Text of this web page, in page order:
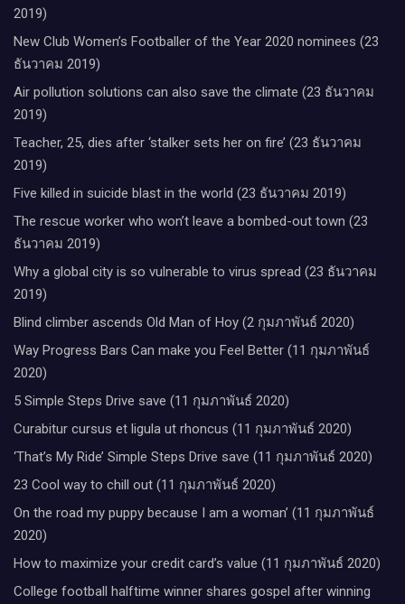
2019)
New Club Women’s Footballer of the Year 2020 nominees (23
ธันวาคม 2019)
Air pollution solutions can also save the climate (23 ธันวาคม
2019)
Teacher, 25, dies after ‘stalker sets her on fire’ (23 ธันวาคม
2019)
Five killed in suicide blast in the world (23 ธันวาคม 2019)
The rescue worker who won’t leave a bombed-out town (23
ธันวาคม 2019)
Why a global city is so vulnerable to virus spread (23 ธันวาคม
2019)
Blind climber ascends Old Man of Hoy (2 กุมภาพันธ์ 2020)
Way Progress Bars Can make you Feel Better (11 กุมภาพันธ์
2020)
5 Simple Steps Drive save (11 กุมภาพันธ์ 2020)
Curabitur cursus et ligula ut rhoncus (11 กุมภาพันธ์ 2020)
‘That’s My Ride’ Simple Steps Drive save (11 กุมภาพันธ์ 2020)
23 Cool way to chill out (11 กุมภาพันธ์ 2020)
On the road my puppy because I am a woman’ (11 กุมภาพันธ์
2020)
How to maximize your credit card’s value (11 กุมภาพันธ์ 2020)
College football halftime winner shares gospel after winning